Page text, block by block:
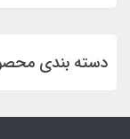
دسته بندی